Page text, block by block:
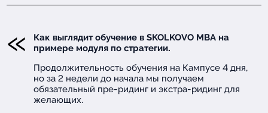
Как выглядит обучение в SKOLKOVO MBA на
примере модуля по стратегии.
Продолжительность обучения на Кампусе 4 дня,
но за 2 недели до начала мы получаем
обязательный пре-ридинг и экстра-ридинг для
желающих.